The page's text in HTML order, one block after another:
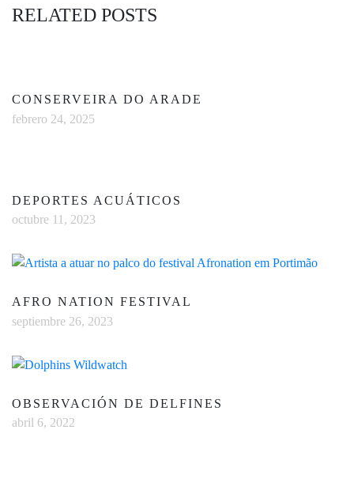
RELATED POSTS
CONSERVEIRA DO ARADE
febrero 24, 2025
DEPORTES ACUÁTICOS
octubre 11, 2023
AFRO NATION FESTIVAL
septiembre 26, 2023
OBSERVACIÓN DE DELFINES
abril 6, 2022